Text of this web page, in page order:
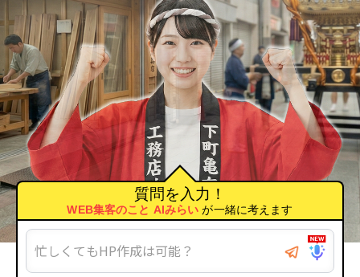
質問を入力！
WEB集客のこと AIみらい が一緒に考えます